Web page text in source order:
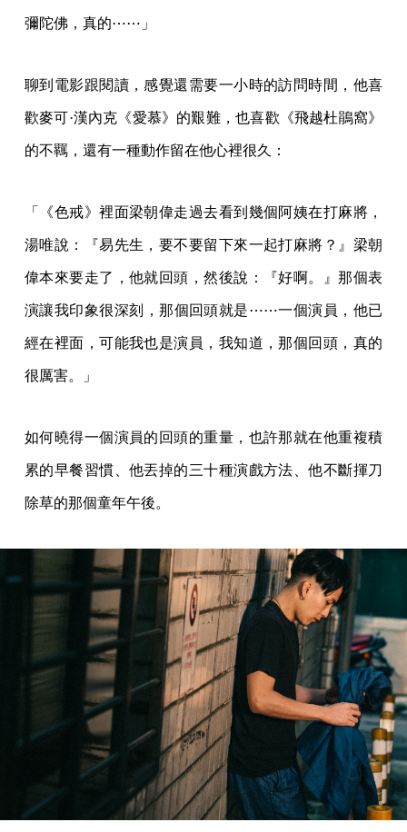
彌陀佛，真的⋯⋯」
聊到電影跟閱讀，感覺還需要一小時的訪問時間，他喜
歡麥可·漢內克《愛慕》的艱難，也喜歡《飛越杜鵑窩》
的不羈，還有一種動作留在他心裡很久：
「《色戒》裡面梁朝偉走過去看到幾個阿姨在打麻將，
湯唯說：『易先生，要不要留下來一起打麻將？』梁朝
偉本來要走了，他就回頭，然後說：『好啊。』那個表
演讓我印象很深刻，那個回頭就是⋯⋯一個演員，他已
經在裡面，可能我也是演員，我知道，那個回頭，真的
很厲害。」
如何曉得一個演員的回頭的重量，也許那就在他重複積
累的早餐習慣、他丟掉的三十種演戲方法、他不斷揮刀
除草的那個童年午後。